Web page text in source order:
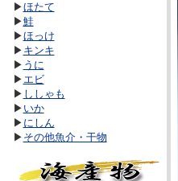
▶ほたて
▶鮭
▶ほっけ
▶ キンキ
▶ うに
▶ エビ
▶ ししゃも
▶ いか
▶ にしん
▶ その他魚介・干物